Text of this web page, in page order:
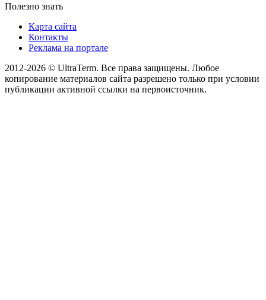
Полезно знать
Карта сайта
Контакты
Реклама на портале
2012-2026 © UltraTerm. Все права защищены. Любое
копирование материалов сайта разрешено только при условии
публикации активной ссылки на первоисточник.